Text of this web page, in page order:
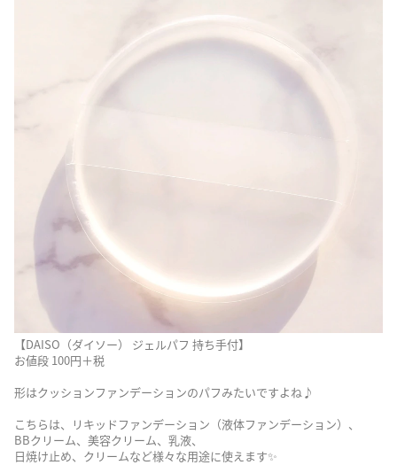
【DAISO（ダイソー） ジェルパフ 持ち手付】
お値段 100円＋税
形はクッションファンデーションのパフみたいですよね♪
こちらは、リキッドファンデーション（液体ファンデーション）、
BBクリーム、美容クリーム、乳液、
日焼け止め、クリームなど様々な用途に使えます✨